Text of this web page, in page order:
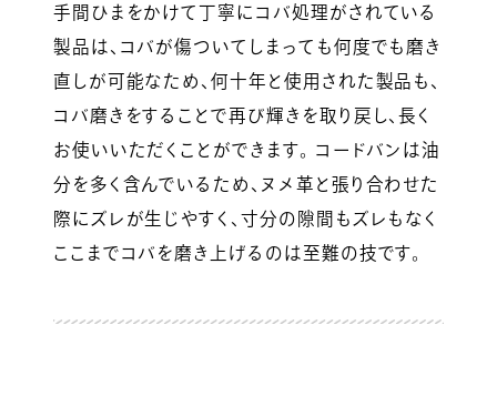
手間ひまをかけて丁寧にコバ処理がされている
製品は、コバが傷ついてしまっても何度でも磨き
直しが可能なため、何十年と使用された製品も、
コバ磨きをすることで再び輝きを取り戻し、長く
お使いいただくことができます。 コードバンは油
分を多く含んでいるため、ヌメ革と張り合わせた
際にズレが生じやすく、寸分の隙間もズレもなく
ここまでコバを磨き上げるのは至難の技です。